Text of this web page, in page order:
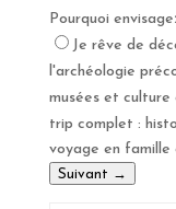
Pourquoi
Je rêve de
l'archéologie
musées et culture
trip complet :
voyage en
Suivant →